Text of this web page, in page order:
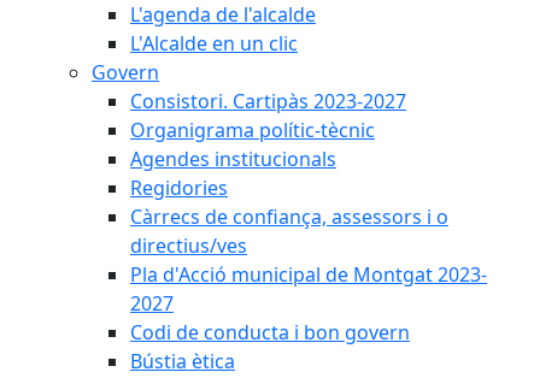
L'agenda de l'alcalde
L'Alcalde en un clic
Govern
Consistori. Cartipàs 2023-2027
Organigrama polític-tècnic
Agendes institucionals
Regidories
Càrrecs de confiança, assessors i o
directius/ves
Pla d'Acció municipal de Montgat 2023-
2027
Codi de conducta i bon govern
Bústia ètica